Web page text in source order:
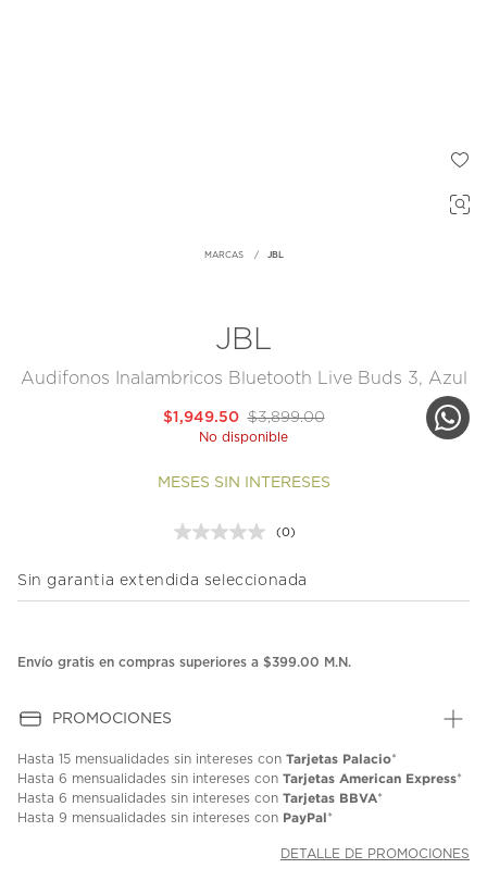
MARCAS JBL
JBL
Audifonos Inalambricos Bluetooth Live Buds 3, Azul
$3,899.00
$1,949.50
No disponible
MESES SIN INTERESES
Sin
Enlace
(0)
Sin garantia extendida seleccionada
Envío gratis en compras superiores a $399.00 M.N.
PROMOCIONES
Hasta 15 mensualidades sin intereses con Tarjetas Palacio*
Hasta 6 mensualidades sin intereses con Tarjetas American Express*
Hasta 6 mensualidades sin intereses con Tarjetas BBVA*
Hasta 9 mensualidades sin intereses con PayPal*
DETALLE DE PROMOCIONES